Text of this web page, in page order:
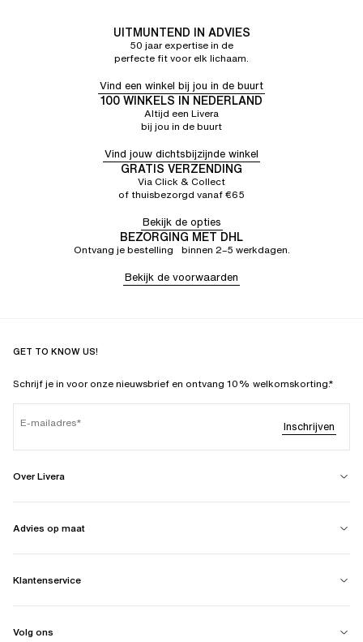
UITMUNTEND IN ADVIES
50 jaar expertise in de
perfecte fit voor elk lichaam.
Vind een winkel bij jou in de buurt
100 WINKELS IN NEDERLAND
Altijd een Livera
bij jou in de buurt
Vind jouw dichtsbijzijnde winkel
GRATIS VERZENDING
Via Click & Collect
of thuisbezorgd vanaf €65
Bekijk de opties
BEZORGING MET DHL
Ontvang je bestelling binnen 2–5 werkdagen.
Bekijk de voorwaarden
GET TO KNOW US!
Schrijf je in voor onze nieuwsbrief en ontvang 10% welkomskorting.*
E-mailadres Inschrijven
Over Livera
Advies op maat
Klantenservice
Volg ons